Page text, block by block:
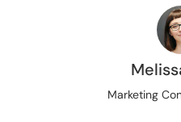
Marketing